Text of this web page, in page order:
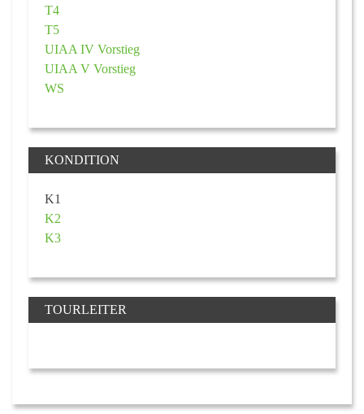
T4
T5
UIAA IV Vorstieg
UIAA V Vorstieg
WS
KONDITION
K1
K2
K3
TOURLEITER